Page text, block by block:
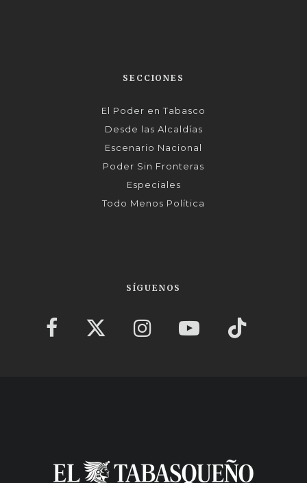
SECCIONES
El Poder en Tabasco
Desde las Alcaldías
Escenario Nacional
Poder Sin Fronteras
Especiales
Todo Menos Política
SÍGUENOS